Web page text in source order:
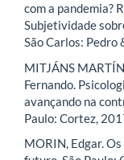
com a pandemia?
Subjetividade
São Carlos: Pedro
MITJÁNS
Fernando.
avançando na
Paulo: Cortez,
MORIN, Edgar.